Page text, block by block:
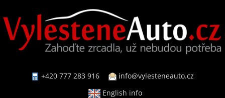
+420 777 283 916
info@vylesteneauto.cz
English info